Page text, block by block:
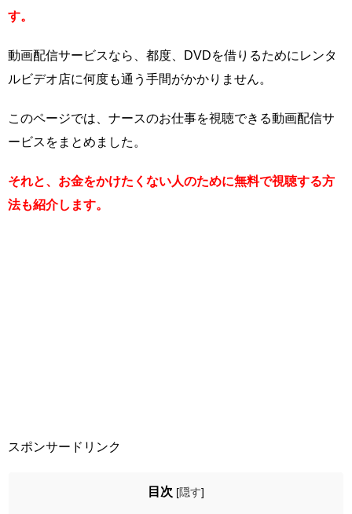
す。
動画配信サービスなら、都度、DVDを借りるためにレンタ
ルビデオ店に何度も通う手間がかかりません。
このページでは、ナースのお仕事を視聴できる動画配信サ
ービスをまとめました。
それと、お金をかけたくない人のために無料で視聴する方
法も紹介します。
スポンサードリンク
目次 [隠す]